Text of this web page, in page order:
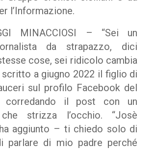
l’Informazione.
MINACCIOSI – “Sei un
da strapazzo, dici
cose, sei ridicolo cambia
scritto a giugno 2022 il figlio di
sul profilo Facebook del
corredando il post con un
strizza l’occhio. “Josè
aggiunto – ti chiedo solo di
parlare di mio padre perché